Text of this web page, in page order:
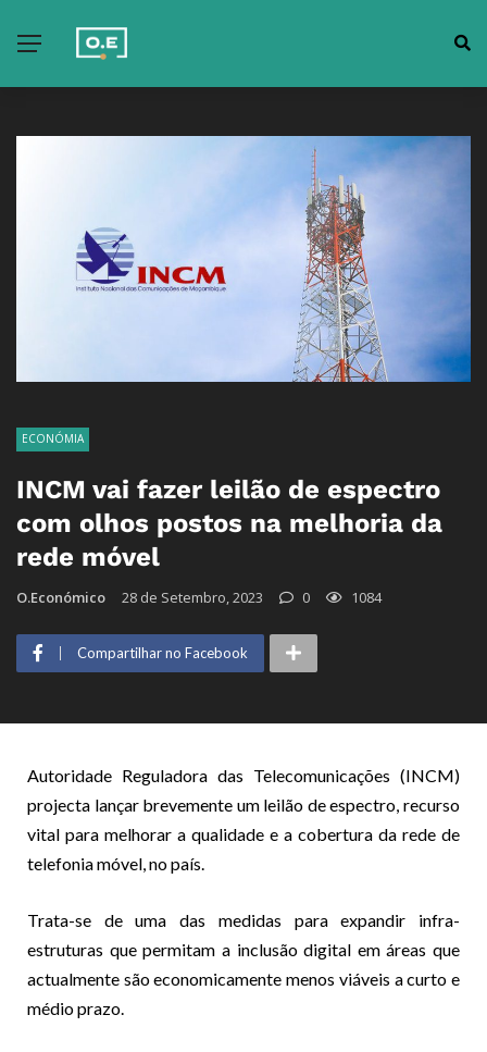
ECONÓMIA
INCM vai fazer leilão de espectro
com olhos postos na melhoria da
rede móvel
O.Económico 28 de Setembro, 2023 0 1084
Compartilhar no Facebook
Autoridade Reguladora das Telecomunicações (INCM)
projecta lançar brevemente um leilão de espectro, recurso
vital para melhorar a qualidade e a cobertura da rede de
telefonia móvel, no país.
Trata-se de uma das medidas para expandir infra-
estruturas que permitam a inclusão digital em áreas que
actualmente são economicamente menos viáveis a curto e
médio prazo.